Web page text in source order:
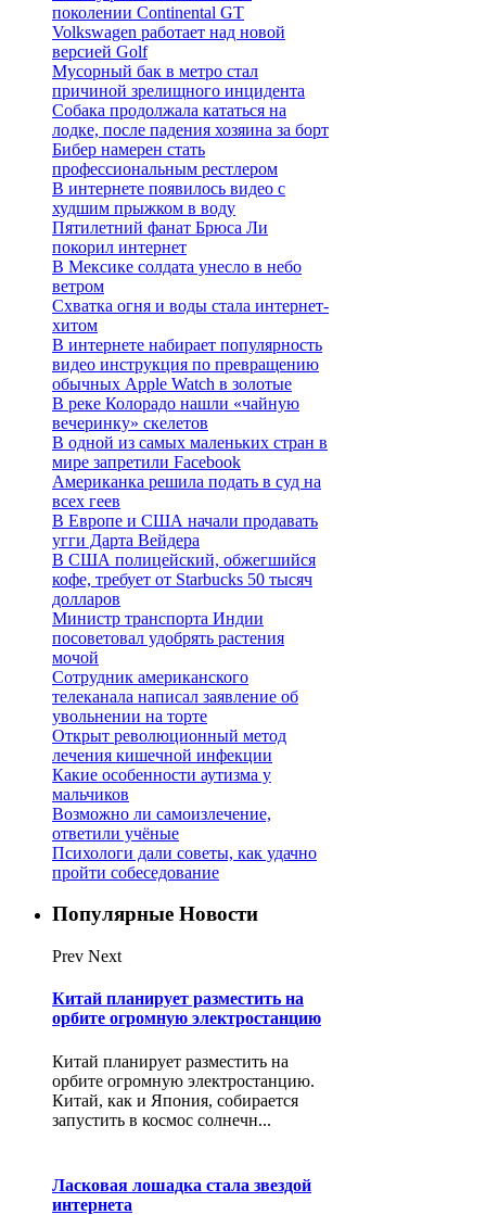
поколении Continental GT
Volkswagen работает над новой
версией Golf
Мусорный бак в метро стал
причиной зрелищного инцидента
Собака продолжала кататься на
лодке, после падения хозяина за борт
Бибер намерен стать
профессиональным рестлером
В интернете появилось видео с
худшим прыжком в воду
Пятилетний фанат Брюса Ли
покорил интернет
В Мексике солдата унесло в небо
ветром
Схватка огня и воды стала интернет-
хитом
В интернете набирает популярность
видео инструкция по превращению
обычных Apple Watch в золотые
В реке Колорадо нашли «чайную
вечеринку» скелетов
В одной из самых маленьких стран в
мире запретили Facebook
Американка решила подать в суд на
всех геев
В Европе и США начали продавать
угги Дарта Вейдера
В США полицейский, обжегшийся
кофе, требует от Starbucks 50 тысяч
долларов
Министр транспорта Индии
посоветовал удобрять растения
мочой
Сотрудник американского
телеканала написал заявление об
увольнении на торте
Открыт революционный метод
лечения кишечной инфекции
Какие особенности аутизма у
мальчиков
Возможно ли самоизлечение,
ответили учёные
Психологи дали советы, как удачно
пройти собеседование
Популярные Новости
Prev Next
Китай планирует разместить на
орбите огромную электростанцию
Китай планирует разместить на
орбите огромную электростанцию.
Китай, как и Япония, собирается
запустить в космос солнечн...
Ласковая лошадка стала звездой
интернета